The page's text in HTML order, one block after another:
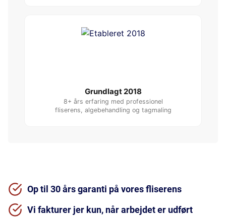
Grundlagt 2018
8+ års erfaring med professionel
fliserens, algebehandling og tagmaling
Op til 30 års garanti på vores fliserens
Vi fakturer jer kun, når arbejdet er udført